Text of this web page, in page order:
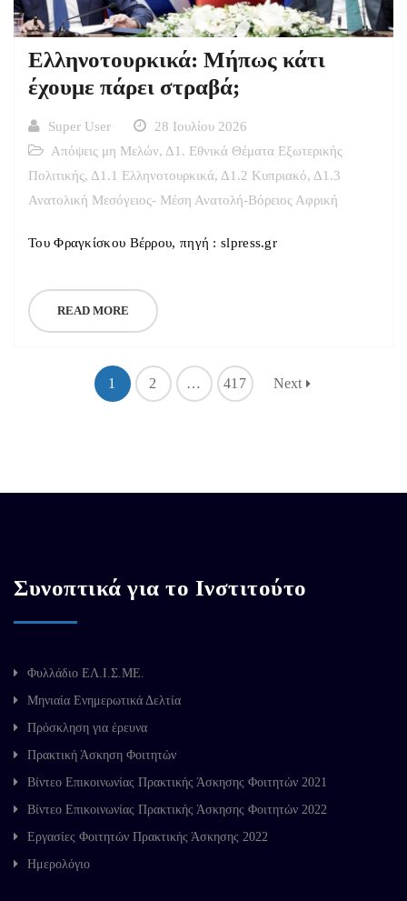
Ελληνοτουρκικά: Μήπως κάτι
έχουμε πάρει στραβά;
Super User
28 Ιουλίου 2026
Απόψεις μη Μελών, Δ1. Εθνικά Θέματα Εξωτερικής
Πολιτικής, Δ1.1 Ελληνοτουρκικά, Δ1.2 Κυπριακό, Δ1.3
Ανατολική Μεσόγειος- Μέση Ανατολή-Βόρειος Αφρική
Του Φραγκίσκου Βέρρου, πηγή : slpress.gr
READ MORE
1 2 … 417 Next
Συνοπτικά για το Ινστιτούτο
Φυλλάδιο ΕΛ.Ι.Σ.ΜΕ.
Μηνιαία Ενημερωτικά Δελτία
Πρόσκληση για έρευνα
Πρακτική Άσκηση Φοιτητών
Βίντεο Επικοινωνίας Πρακτικής Άσκησης Φοιτητών 2021
Βίντεο Επικοινωνίας Πρακτικής Άσκησης Φοιτητών 2022
Εργασίες Φοιτητών Πρακτικής Άσκησης 2022
Ημερολόγιο